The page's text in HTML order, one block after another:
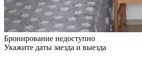
Бронирование недоступно
Укажите даты заезда и выезда